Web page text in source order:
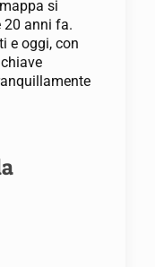
si
20 anni fa.
e oggi, con